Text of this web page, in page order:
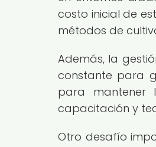
costo inicial de
métodos de
Además, la
constante para
para mantener
capacitación y
Otro desafío